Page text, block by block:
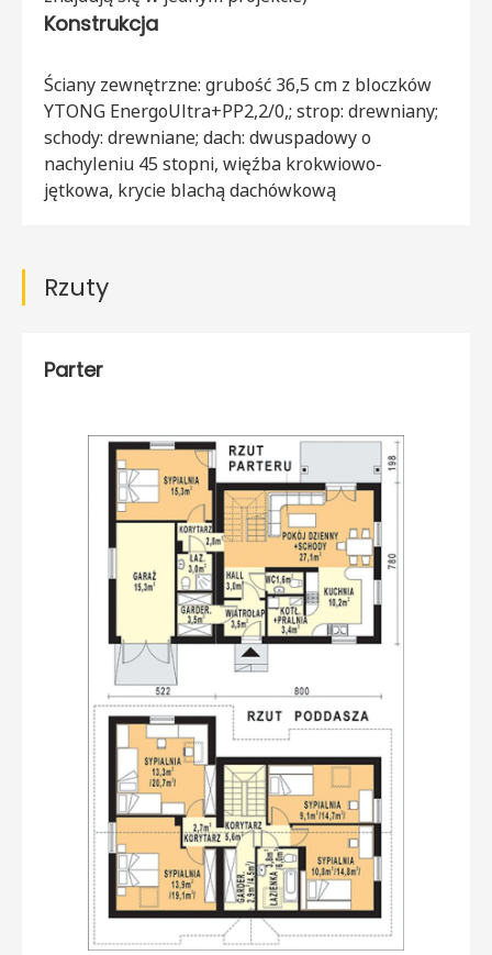
Konstrukcja
Ściany zewnętrzne: grubość 36,5 cm z bloczków
YTONG EnergoUltra+PP2,2/0,; strop: drewniany;
schody: drewniane; dach: dwuspadowy o
nachyleniu 45 stopni, więźba krokwiowo-
jętkowa, krycie blachą dachówkową
Rzuty
Parter